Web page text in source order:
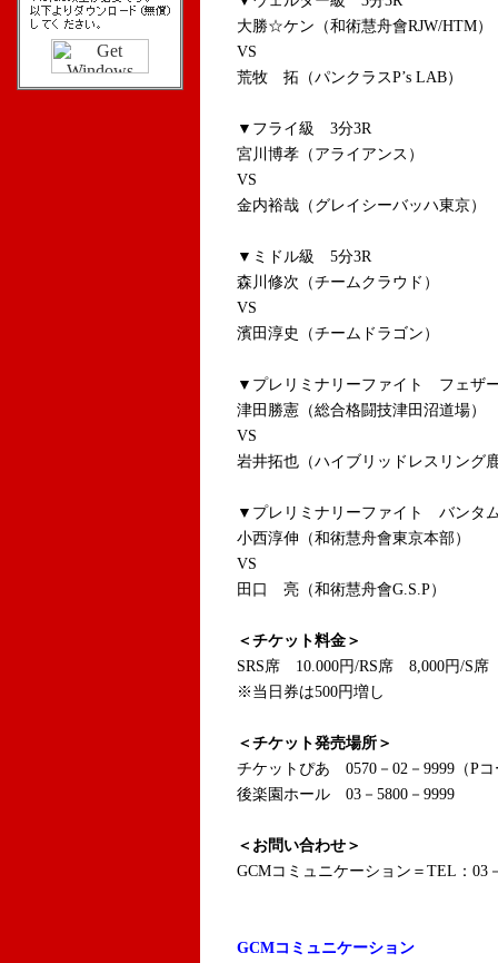
大勝☆ケン（和術慧舟會RJW/HTM）
VS
荒牧 拓（パンクラスP’s LAB）
▼フライ級 3分3R
宮川博孝（アライアンス）
VS
金内裕哉（グレイシーバッハ東京）
▼ミドル級 5分3R
森川修次（チームクラウド）
VS
濱田淳史（チームドラゴン）
▼プレリミナリーファイト フェザ
津田勝憲（総合格闘技津田沼道場）
VS
岩井拓也（ハイブリッドレスリング
▼プレリミナリーファイト バンタ
小西淳伸（和術慧舟會東京本部）
VS
田口 亮（和術慧舟會G.S.P）
＜チケット料金＞
SRS席 10.000円/RS席 8,000円/S
※当日券は500円増し
＜チケット発売場所＞
チケットぴあ 0570－02－9999（Pコ
後楽園ホール 03－5800－9999
＜お問い合わせ＞
GCMコミュニケーション＝TEL：03
GCMコミュニケーション